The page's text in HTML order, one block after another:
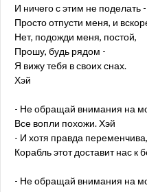
И ничего с этим не поделать -
Просто отпусти меня, и
Нет, подожди меня, постой,
Прошу, будь рядом -
Я вижу тебя в своих снах.
Хэй
- Не обращай внимания на
Все вопли похожи. Хэй
- И хотя правда переменчива,
Корабль этот доставит нас
- Не обращай внимания на